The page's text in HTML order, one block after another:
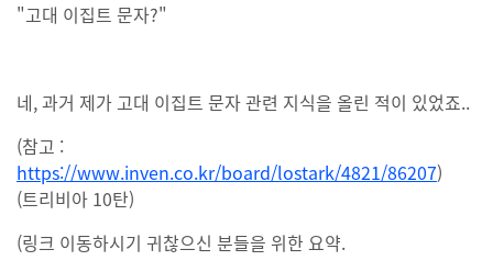
"고대 이집트 문자?"
네, 과거 제가 고대 이집트 문자 관련 지식을 올린 적이 있었죠..
(참고 :
https://www.inven.co.kr/board/lostark/4821/86207)
(트리비아 10탄)
(링크 이동하시기 귀찮으신 분들을 위한 요약.